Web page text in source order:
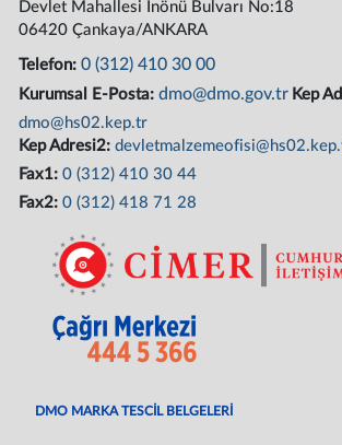
Devlet Mahallesi İnönü Bulvarı No:18
06420 Çankaya/ANKARA
Telefon:0 (312) 410 30 00
Kurumsal E-Posta:dmo@dmo.gov.tr Kep
dmo@hs02.kep.tr
Kep Adresi2:
Fax1:0 (312) 410 30 44
Fax2:0 (312) 418 71 28
DMO MARKA TESCİL BELGELERİ